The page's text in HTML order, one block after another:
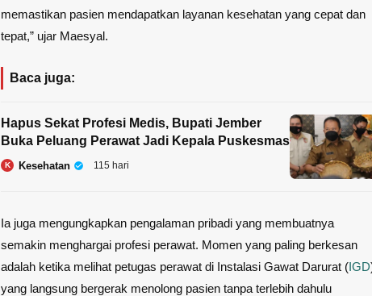
memastikan pasien mendapatkan layanan kesehatan yang cepat dan
tepat,” ujar Maesyal.
Baca juga:
Hapus Sekat Profesi Medis, Bupati Jember
Buka Peluang Perawat Jadi Kepala Puskesmas
K Kesehatan 115 hari
Ia juga mengungkapkan pengalaman pribadi yang membuatnya
semakin menghargai profesi perawat. Momen yang paling berkesan
adalah ketika melihat petugas perawat di Instalasi Gawat Darurat (IGD
yang langsung bergerak menolong pasien tanpa terlebih dahulu